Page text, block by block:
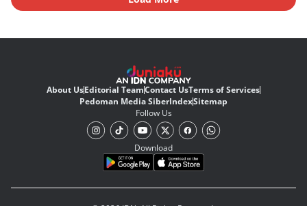
About UsEditorial TeamContact UsTerms of Services
Pedoman Media SiberIndexSitemap
Follow Us
Download